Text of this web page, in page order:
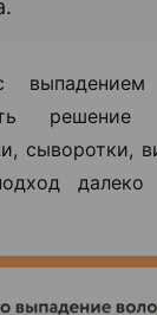
решение
сыворотки,
далеко